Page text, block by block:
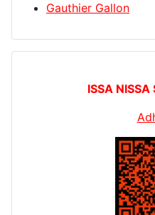
Gauthier Gallon
ISSA NISSA